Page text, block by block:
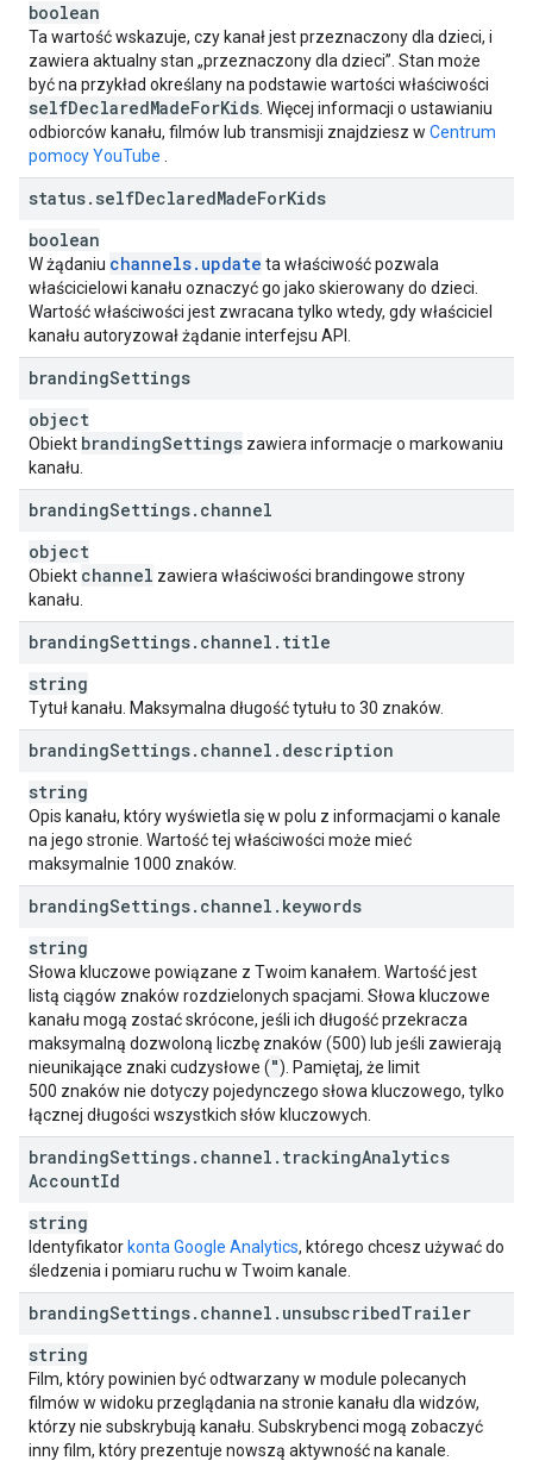
boolean
Ta wartość wskazuje, czy kanał jest przeznaczony dla dzieci, i
zawiera aktualny stan „przeznaczony dla dzieci”. Stan może
być na przykład określany na podstawie wartości właściwości
selfDeclaredMadeForKids . Więcej informacji o ustawianiu
odbiorców kanału, filmów lub transmisji znajdziesz w Centrum
pomocy YouTube
status. selfDeclaredMadeForKids
boolean
W żądaniu channels. update ta właściwość pozwala
właścicielowi kanału oznaczyć go jako skierowany do dzieci.
Wartość właściwości jest zwracana tylko wtedy, gdy właściciel
kanału autoryzował żądanie interfejsu API.
brandingSettings
object
Obiekt brandingSettings zawiera informacje o markowaniu
kanału.
brandingSettings. channel
object
Obiekt channel zawiera właściwości brandingowe strony
kanału.
brandingSettings. channel . title
string
Tytuł kanału. Maksymalna długość tytułu to 30 znaków.
brandingSettings. channel . description
string
Opis kanału, który wyświetla się w polu z informacjami o kanale
na jego stronie. Wartość tej właściwości może mieć
maksymalnie 1000 znaków.
brandingSettings. channel . keywords
string
Słowa kluczowe powiązane z Twoim kanałem. Wartość jest
listą ciągów znaków rozdzielonych spacjami. Słowa kluczowe
kanału mogą zostać skrócone, jeśli ich długość przekracza
maksymalną dozwoloną liczbę znaków (500) lub jeśli zawierają
nieunikające znaki cudzysłowe ("). Pamiętaj, że limit
500 znaków nie dotyczy pojedynczego słowa kluczowego, tylko
łącznej długości wszystkich słów kluczowych.
brandingSettings. channel . trackingAnalytics
AccountId
string
Identyfikator konta Google Analytics, którego chcesz używać do
śledzenia i pomiaru ruchu w Twoim kanale.
brandingSettings. channel . unsubscribedTrailer
string
Film, który powinien być odtwarzany w module polecanych
filmów w widoku przeglądania na stronie kanału dla widzów,
którzy nie subskrybują kanału. Subskrybenci mogą zobaczyć
inny film, który prezentuje nowszą aktywność na kanale.